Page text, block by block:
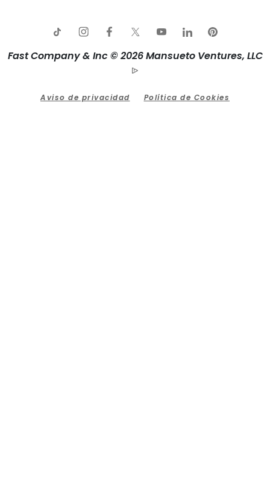
Fast Company & Inc © 2026 Mansueto Ventures, LLC
Aviso de privacidad Política de Cookies